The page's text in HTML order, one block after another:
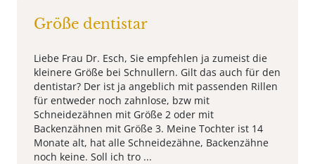
Größe dentistar
Liebe Frau Dr. Esch, Sie empfehlen ja zumeist die
kleinere Größe bei Schnullern. Gilt das auch für den
dentistar? Der ist ja angeblich mit passenden Rillen
für entweder noch zahnlose, bzw mit
Schneidezähnen mit Größe 2 oder mit
Backenzähnen mit Größe 3. Meine Tochter ist 14
Monate alt, hat alle Schneidezähne, Backenzähne
noch keine. Soll ich tro ...